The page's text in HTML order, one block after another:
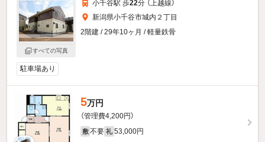
すべての写真
小千谷駅 歩22分 （上越線）
新潟県小千谷市城内２丁目
2階建 / 29年10ヶ月 / 軽量鉄骨
駐車場あり
5万円
（管理費4,200円）
敷 不要 礼 53,000円